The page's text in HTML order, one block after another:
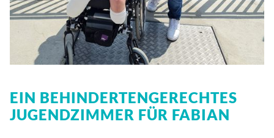
EIN BEHINDERTENGERECHTES
JUGENDZIMMER FÜR FABIAN